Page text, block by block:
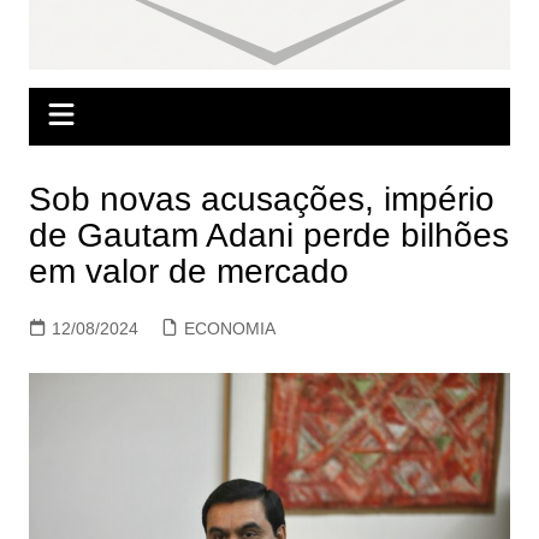
Sob novas acusações, império
de Gautam Adani perde bilhões
em valor de mercado
12/08/2024 ECONOMIA